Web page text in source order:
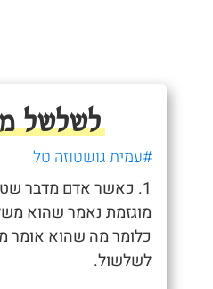
לשלשל
#עמית גושטוזה טל
1. כאשר אדם מדבר
מוגזמת נאמר שהוא
כלומר מה שהוא אומר
לשלשול.